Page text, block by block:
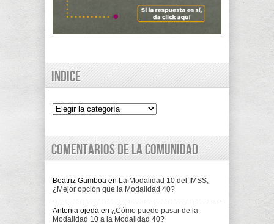
Indice
Indice
Comentarios de la comunidad
Beatriz Gamboa en La Modalidad 10 del IMSS,
¿Mejor opción que la Modalidad 40?
Antonia ojeda en ¿Cómo puedo pasar de la
Modalidad 10 a la Modalidad 40?